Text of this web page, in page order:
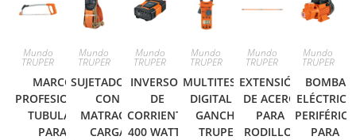
Mundo
TRUPER
MARCO
PROFESIONAL
TUBULAR
PARA
Mundo
TRUPER
SUJETADORES
CON
MATRACA,
CARGA
Mundo
TRUPER
INVERSOR
DE
CORRIENTE
400 WATTS
Mundo
TRUPER
MULTITESTER
DIGITAL DE
GANCHO
TRUPER
Mundo
TRUPER
EXTENSIÓN
DE ACERO
PARA
RODILLO,
Mundo
TRUPER
BOMBA
ELÉCTRICA
PERIFÉRICA
PARA